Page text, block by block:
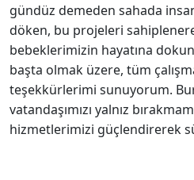
gündüz demeden sahada
döken, bu projeleri
bebeklerimizin hayatına
başta olmak üzere, tüm
teşekkürlerimi sunuyorum.
vatandaşımızı yalnız
hizmetlerimizi güçlendirerek